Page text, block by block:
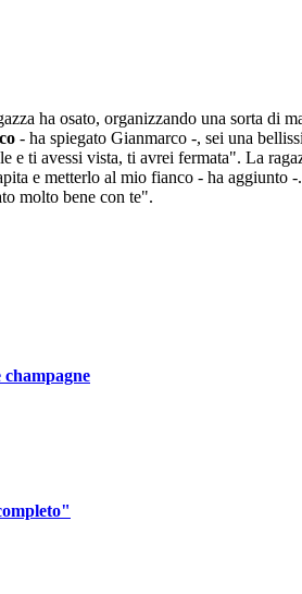
ha osato, organizzando una sorta di
- ha spiegato Gianmarco -, sei una
e ti avessi vista, ti avrei fermata". La
e metterlo al mio fianco - ha aggiunto
molto bene con te".